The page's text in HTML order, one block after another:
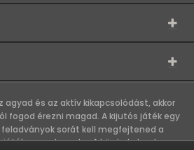
agyad és az aktív kikapcsolódást, akkor
fogod érezni magad. A kijutós játék egy
sorát kell megfejtened a
csapatmunka. A közös kaland